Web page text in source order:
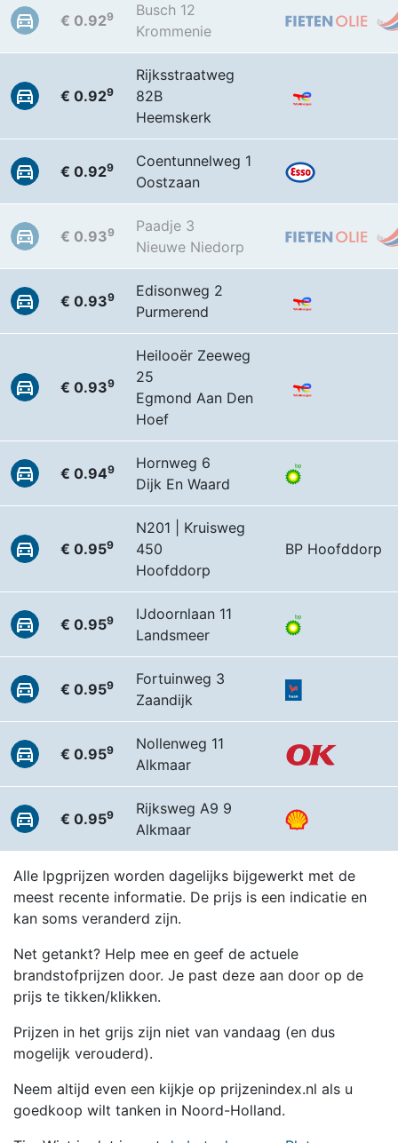
€ 0.929
Busch 12
Krommenie
€ 0.929
Rijksstraatweg
82B
Heemskerk
€ 0.929
Coentunnelweg 1
Oostzaan
€ 0.939
Paadje 3
Nieuwe Niedorp
€ 0.939
Edisonweg 2
Purmerend
€ 0.939
Heilooër Zeeweg
25
Egmond Aan Den
Hoef
€ 0.949
Hornweg 6
Dijk En Waard
€ 0.959
N201 | Kruisweg
450
Hoofddorp
BP Hoofddorp
€ 0.959
IJdoornlaan 11
Landsmeer
€ 0.959
Fortuinweg 3
Zaandijk
€ 0.959
Nollenweg 11
Alkmaar
€ 0.959
Rijksweg A9 9
Alkmaar
Alle lpgprijzen worden dagelijks bijgewerkt met de
meest recente informatie. De prijs is een indicatie en
kan soms veranderd zijn.
Net getankt? Help mee en geef de actuele
brandstofprijzen door. Je past deze aan door op de
prijs te tikken/klikken.
Prijzen in het grijs zijn niet van vandaag (en dus
mogelijk verouderd).
Neem altijd even een kijkje op prijzenindex.nl als u
goedkoop wilt tanken in Noord-Holland.